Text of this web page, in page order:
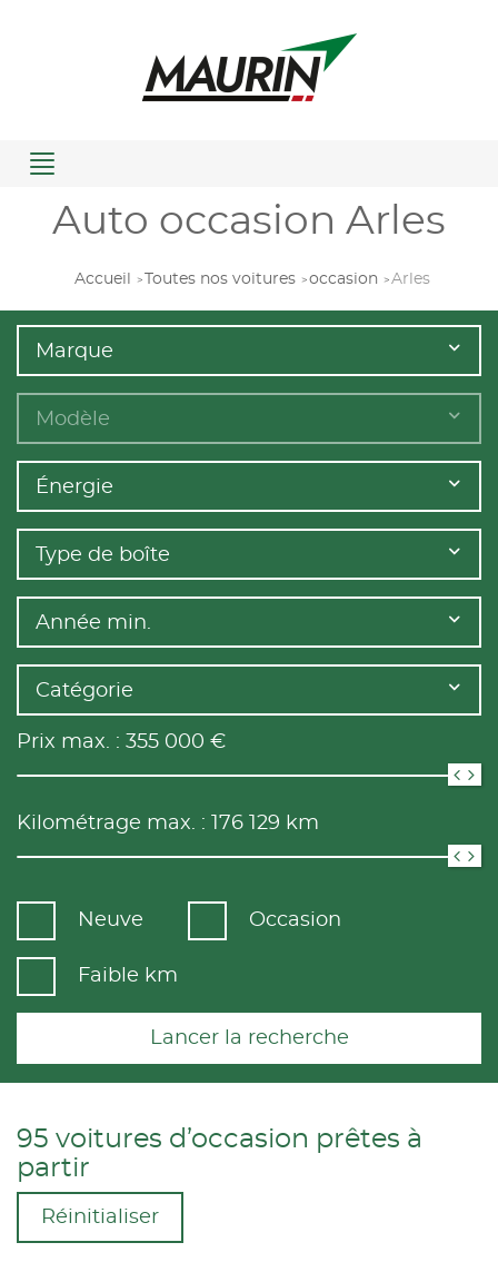
Menu
Auto occasion Arles
Accueil Toutes nos voitures occasion Arles
Marque
Modèle
Énergie
Type de boîte
Année min.
Catégorie
Prix max. : 355 000 €
Kilométrage max. : 176 129 km
Neuve Occasion
Faible km
Lancer la recherche
95 voitures d’occasion prêtes à
partir
Réinitialiser